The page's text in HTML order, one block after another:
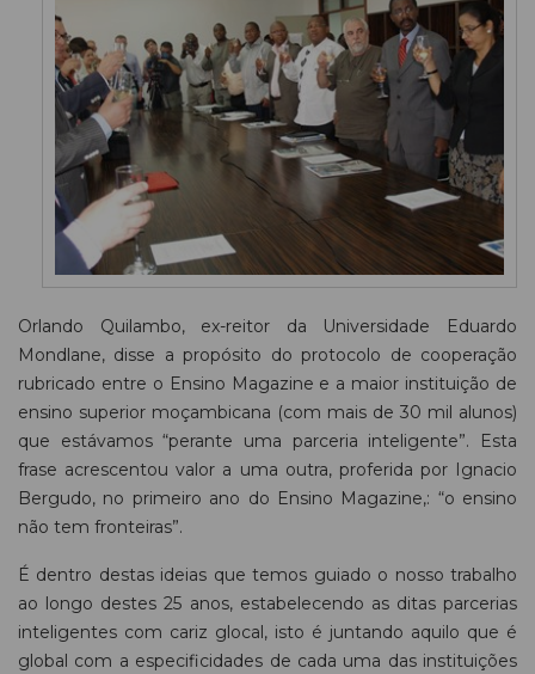
Orlando Quilambo, ex-reitor da Universidade Eduardo
Mondlane, disse a propósito do protocolo de cooperação
rubricado entre o Ensino Magazine e a maior instituição de
ensino superior moçambicana (com mais de 30 mil alunos)
que estávamos “perante uma parceria inteligente”. Esta
frase acrescentou valor a uma outra, proferida por Ignacio
Bergudo, no primeiro ano do Ensino Magazine,: “o ensino
não tem fronteiras”.
É dentro destas ideias que temos guiado o nosso trabalho
ao longo destes 25 anos, estabelecendo as ditas parcerias
inteligentes com cariz glocal, isto é juntando aquilo que é
global com a especificidades de cada uma das instituições